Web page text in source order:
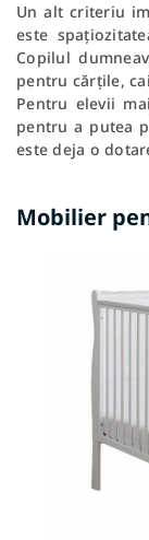
Un alt criteriu
este
Copilul
pentru cărțile,
Pentru elevii
pentru a putea
este deja o
Mobilier